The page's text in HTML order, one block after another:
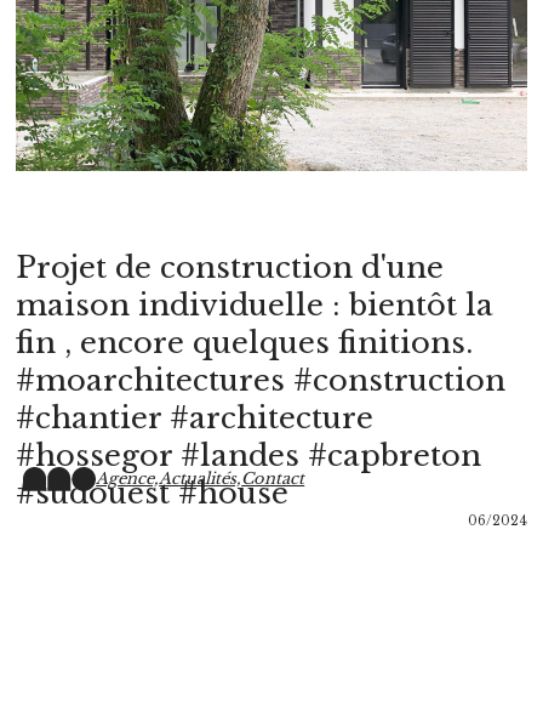
Projet de construction d'une
maison individuelle : bientôt la
fin , encore quelques finitions.
#moarchitectures #construction
#chantier #architecture
#hossegor #landes #capbreton
#sudouest #house
06/2024
Agence,Actualités,Contact